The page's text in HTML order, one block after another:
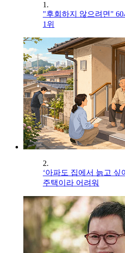
1.
"후회하지 않으려면"
1위
2.
‘아파도 집에서 늙고
주택이라 어려워